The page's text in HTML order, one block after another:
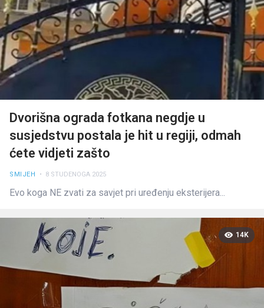
Dvorišna ograda fotkana negdje u
susjedstvu postala je hit u regiji, odmah
ćete vidjeti zašto
SMIJEH • 8 STUDENOGA 2025
Evo koga NE zvati za savjet pri uređenju eksterijera...
14K